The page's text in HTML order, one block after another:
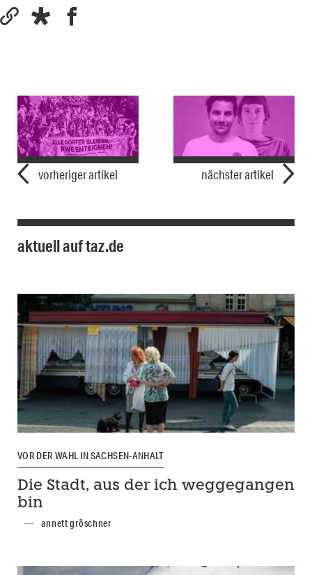
vorheriger artikel nächster artikel
aktuell auf taz.de
VOR DER WAHL IN SACHSEN-ANHALT
Die Stadt, aus der ich weggegangen
bin
annett gröschner